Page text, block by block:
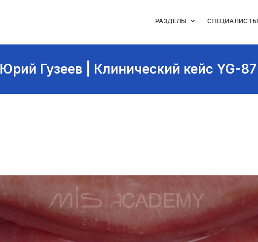
РАЗДЕЛЫ СПЕЦИАЛИСТЫ
Юрий Гузеев | Клинический кейс YG-87